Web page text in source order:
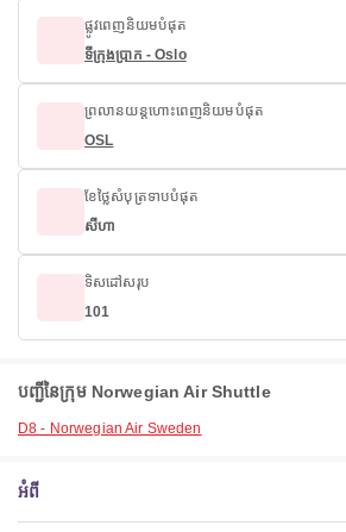
ផ្លូវពេញនិយមបំផុត
ទីក្រុងប្រាក - Oslo
ព្រលានយន្តហោះពេញនិយមបំផុត
OSL
ខែថ្លៃសំបុត្រទាបបំផុត
សីហា
ទិសដៅសរុប
101
បញ្ជីនៃក្រុម Norwegian Air Shuttle
D8 - Norwegian Air Sweden
អំពី